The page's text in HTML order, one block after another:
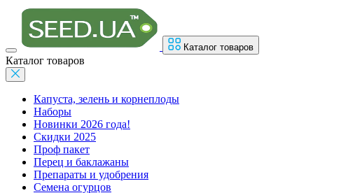
Каталог товаров
Каталог товаров
Капуста, зелень и корнеплоды
Наборы
Новинки 2026 года!
Скидки 2025
Проф пакет
Перец и баклажаны
Препараты и удобрения
Семена огурцов